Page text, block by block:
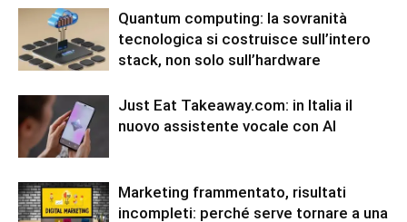
Quantum computing: la sovranità
tecnologica si costruisce sull’intero
stack, non solo sull’hardware
Just Eat Takeaway.com: in Italia il
nuovo assistente vocale con AI
Marketing frammentato, risultati
incompleti: perché serve tornare a una